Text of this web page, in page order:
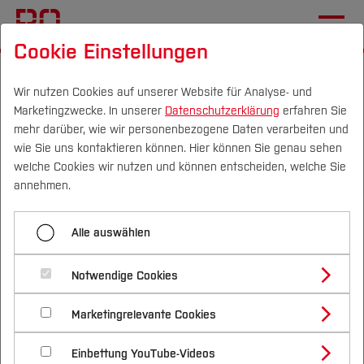
Campus Personen DE|EN Quicklinks
Studium
Studienangebote
Bachelorstudiengänge
Masterstudiengänge
Vor dem Studium
Bewerben & Einschreiben
Bewerbungsportal
Im Studium
Studienbüros und Prüfungen
Nach dem Studium
Forschung & Transfer
Profil
Forschungs- und Transferprofil
Schwerpunkte (FuT)
Beratung & Förderung
Nachhaltigkeit
Nachhaltigkeit studieren
International
Veranstaltungen
Summer School RR 2023
Menü aufklappen
MediaLib Workshop
RMS Summer School 2022
Summer School Ruhrregion
2023
DieSummer School Ruhrregion 2023
Cookie Einstellungen
Wir nutzen Cookies auf unserer Website für Analyse- und
Marketingzwecke. In unserer Datenschutzerklärung erfahren Sie
mehr darüber, wie wir personenbezogene Daten verarbeiten und
wie Sie uns kontaktieren können. Hier können Sie genau sehen
welche Cookies wir nutzen und können entscheiden, welche Sie
annehmen.
Alle auswählen
Notwendige Cookies
Marketingrelevante Cookies
Einbettung YouTube-Videos